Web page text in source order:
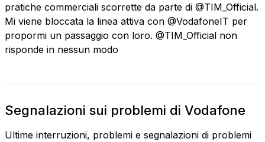
pratiche commerciali scorrette da parte di @TIM_Official.
Mi viene bloccata la linea attiva con @VodafoneIT per
propormi un passaggio con loro. @TIM_Official non
risponde in nessun modo
Segnalazioni sui problemi di Vodafone
Ultime interruzioni, problemi e segnalazioni di problemi